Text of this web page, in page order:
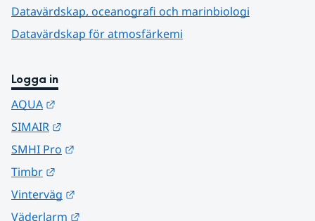
Datavärdskap, oceanografi och marinbiologi
Datavärdskap för atmosfärkemi
Logga in
AQUA
SIMAIR
SMHI Pro
Timbr
Vinterväg
Väderlarm